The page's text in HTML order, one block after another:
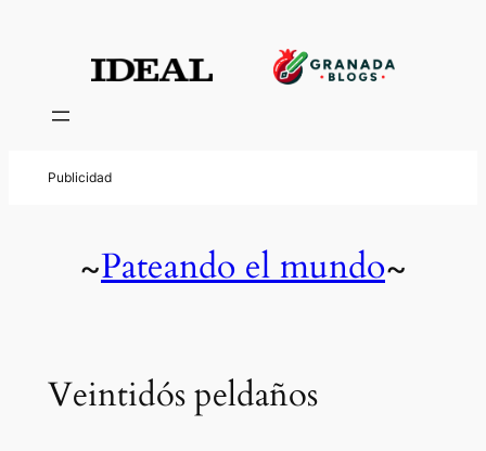
~Pateando el mundo~
Veintidós peldaños